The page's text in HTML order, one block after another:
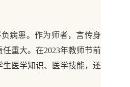
病患。作为师者，言传身
重大。在2023年教师节前
医学知识、医学技能，还